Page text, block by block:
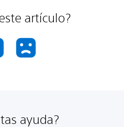
artículo?
ayuda?